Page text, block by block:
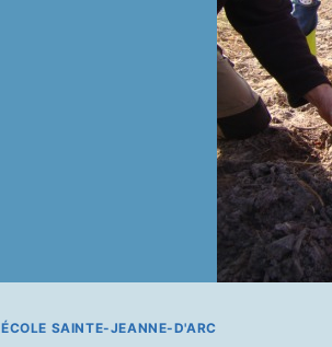
ÉCOLE SAINTE-JEANNE-D'ARC